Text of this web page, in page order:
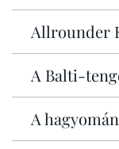
Allrounder
A Balti-
A